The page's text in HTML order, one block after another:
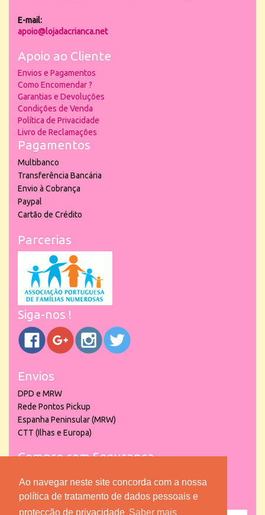
Ao navegar neste site concorda com a nossa
política de tratamento de dados pessoais e
protecção de privacidade Saber mais
E-mail:
apoio@lojadacrianca.net
Apoio ao Cliente
Envios e Pagamentos
Como Encomendar ?
Garantias e Devoluções
Condições de Venda
Política de Privacidade
Livro de Reclamações
Pagamentos
Multibanco
Transferência Bancária
Envio à Cobrança
Paypal
Cartão de Crédito
Parcerias
Siga-nos !
Envios
DPD e MRW
Rede Pontos Pickup
Espanha Peninsular (MRW)
CTT (Ilhas e Europa)
Compre com Segurança